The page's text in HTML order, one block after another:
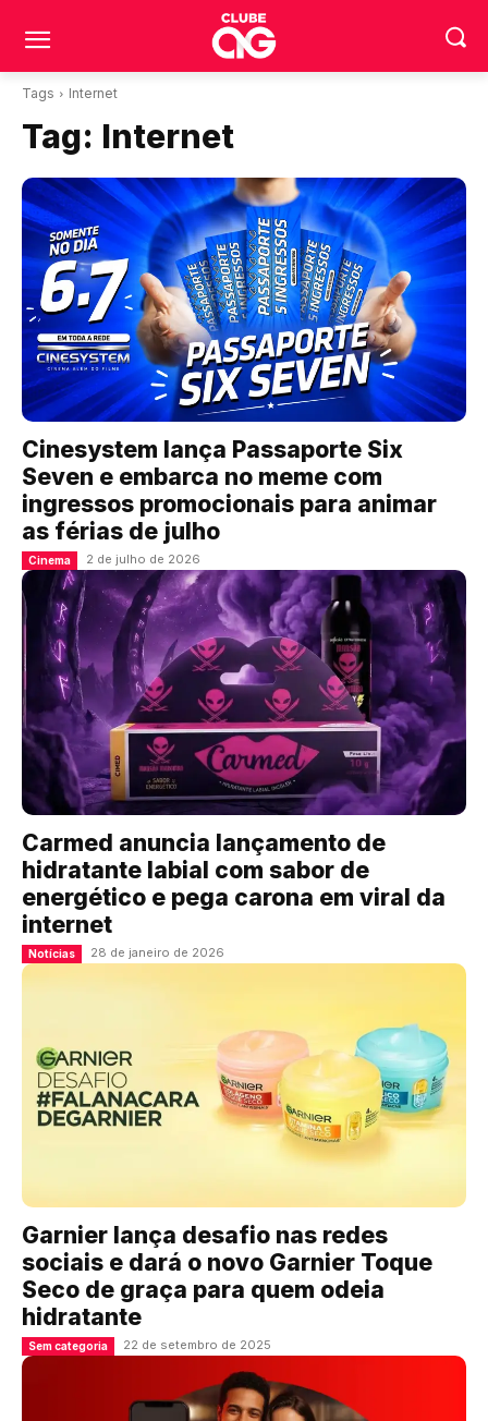
Tags Internet
Tag: Internet
Cinesystem lança Passaporte Six
Seven e embarca no meme com
ingressos promocionais para animar
as férias de julho
Cinema 2 de julho de 2026
Carmed anuncia lançamento de
hidratante labial com sabor de
energético e pega carona em viral da
internet
Notícias 28 de janeiro de 2026
Garnier lança desafio nas redes
sociais e dará o novo Garnier Toque
Seco de graça para quem odeia
hidratante
Sem categoria 22 de setembro de 2025